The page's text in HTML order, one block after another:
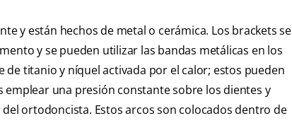
y están hechos de metal o cerámica. Los brackets se
y se pueden utilizar las bandas metálicas en los
titanio y níquel activada por el calor; estos pueden
una presión constante sobre los dientes y
ortodoncista. Estos arcos son colocados dentro de